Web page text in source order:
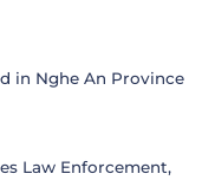
in Nghe An Province
Law Enforcement,